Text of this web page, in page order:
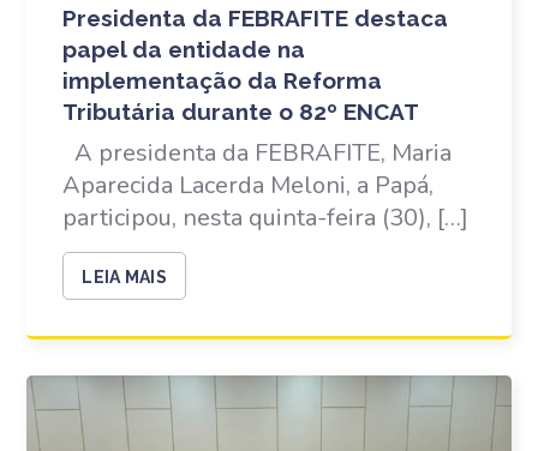
Presidenta da FEBRAFITE destaca
papel da entidade na
implementação da Reforma
Tributária durante o 82º ENCAT
A presidenta da FEBRAFITE, Maria
Aparecida Lacerda Meloni, a Papá,
participou, nesta quinta-feira (30), […]
LEIA MAIS